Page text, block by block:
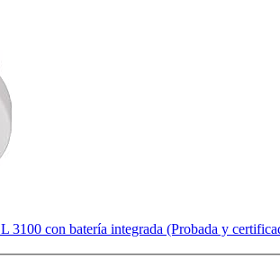
3100 con batería integrada (Probada y